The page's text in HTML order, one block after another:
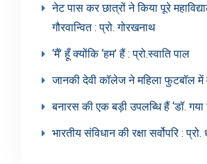
नेट पास कर छात्रों ने किया पूरे
गौरवान्वित : प्रो. गोरखनाथ
‘मैं’ हूँ क्योंकि ‘हम’ हैं : प्रो.स्वाति पाल
जानकी देवी कॉलेज ने महिला फुटबॉल में
बनारस की एक बड़ी उपलब्धि हैं ‘डॉ. गया
भारतीय संविधान की रक्षा सर्वोपरि :